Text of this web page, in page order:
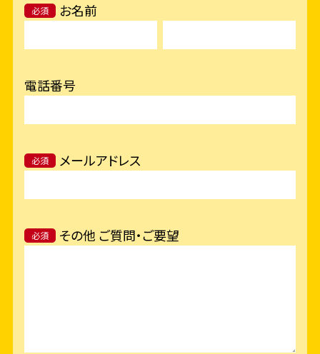
必須 お名前
電話番号
必須 メールアドレス
必須 その他 ご質問・ご要望